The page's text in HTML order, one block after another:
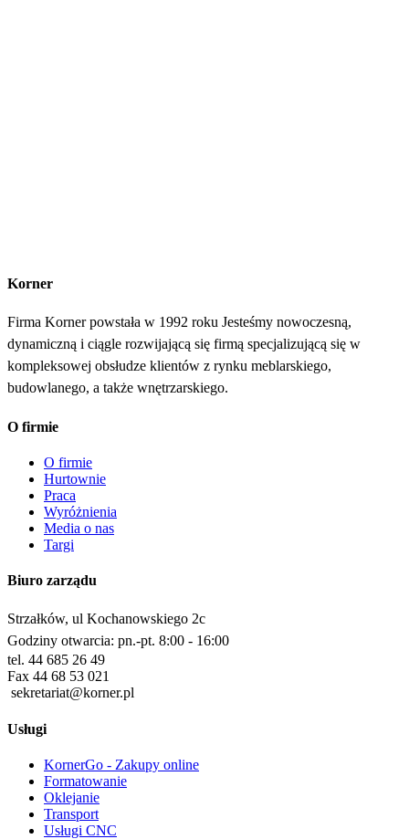
Korner
Firma Korner powstała w 1992 roku Jesteśmy nowoczesną,
dynamiczną i ciągle rozwijającą się firmą specjalizującą się w
kompleksowej obsłudze klientów z rynku meblarskiego,
budowlanego, a także wnętrzarskiego.
O firmie
O firmie
Hurtownie
Praca
Wyróżnienia
Media o nas
Targi
Biuro zarządu
Strzałków, ul Kochanowskiego 2c
Godziny otwarcia: pn.-pt. 8:00 - 16:00
tel. 44 685 26 49
Fax 44 68 53 021
sekretariat@korner.pl
Usługi
KornerGo - Zakupy online
Formatowanie
Oklejanie
Transport
Usługi CNC